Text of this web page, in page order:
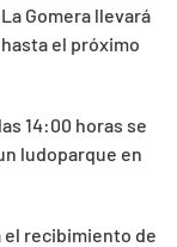
Gomera llevará
el próximo
14:00 horas se
ludoparque en
el recibimiento de